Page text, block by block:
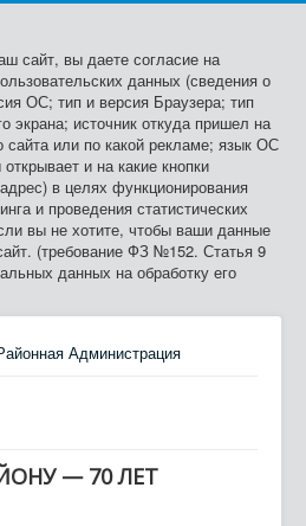
сайт, вы даете согласие на
данных (сведения о
ОС; тип и версия Браузера; тип
экрана; источник откуда пришел на
сайта или по какой рекламе; язык ОС
и на какие кнопки
в целях функционирования
и проведения статистических
вы не хотите, чтобы ваши данные
(требование ФЗ №152. Статья 9
данных на обработку его
— 70 ЛЕТ